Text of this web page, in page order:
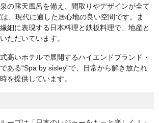
の露天風呂を備え、間取りやデザインが全て
、現代に適した居心地の良い空間です。ま
細に表現する日本料理と鉄板料理で、地産と
ただいています。
高いホテルで展開するハイエンドブランド・
ある“Spa by sisley”で、日常から解き放たれ
を提供しています。